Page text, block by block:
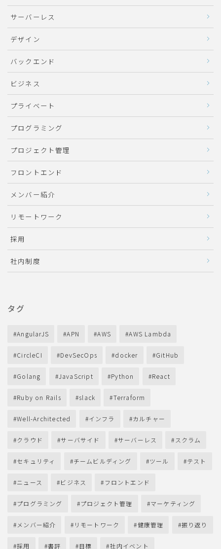
サーバーレス
デザイン
バックエンド
ビジネス
プライベート
プログラミング
プロジェクト管理
フロントエンド
メンバー紹介
リモートワーク
採用
社内制度
タグ
AngularJS APN AWS AWS Lambda
CircleCI DevSecOps docker GitHub
Golang JavaScript Python React
Ruby on Rails slack Terraform
Well-Architected インフラ カルチャー
クラウド サーバサイド サーバーレス スクラム
セキュリティ チームビルディング ツール テスト
ニュース ビジネス フロントエンド
プログラミング プロジェクト管理 マーケティング
メンバー紹介 リモートワーク 健康管理 振り返り
採用 書評 目標 社内イベント